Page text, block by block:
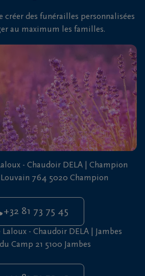
créer des funérailles personnalisées
au maximum les familles.
- Chaudoir DELA | Champion
Louvain 764 5020 Champion
+32 81 73 75 45
- Chaudoir DELA | Jambes
Camp 21 5100 Jambes